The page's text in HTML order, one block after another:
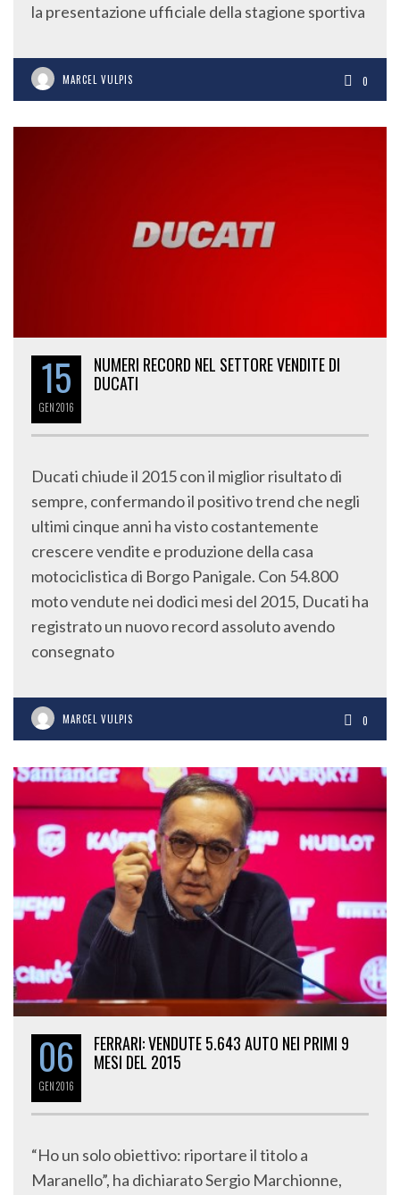
la presentazione ufficiale della stagione sportiva
MARCEL VULPIS 0
15
GEN2016
NUMERI RECORD NEL SETTORE VENDITE DI
DUCATI
Ducati chiude il 2015 con il miglior risultato di
sempre, confermando il positivo trend che negli
ultimi cinque anni ha visto costantemente
crescere vendite e produzione della casa
motociclistica di Borgo Panigale. Con 54.800
moto vendute nei dodici mesi del 2015, Ducati ha
registrato un nuovo record assoluto avendo
consegnato
MARCEL VULPIS 0
06
GEN2016
FERRARI: VENDUTE 5.643 AUTO NEI PRIMI 9
MESI DEL 2015
“Ho un solo obiettivo: riportare il titolo a
Maranello”, ha dichiarato Sergio Marchionne,